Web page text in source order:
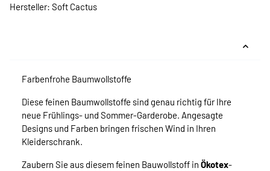
Hersteller: Soft Cactus
Farbenfrohe Baumwollstoffe
Diese feinen Baumwollstoffe sind genau richtig für Ihre
neue Frühlings- und Sommer-Garderobe. Angesagte
Designs und Farben bringen frischen Wind in Ihren
Kleiderschrank.
Zaubern Sie aus diesem feinen Bauwollstoff in Ökotex-